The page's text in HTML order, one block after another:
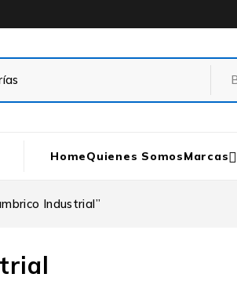
HomeQuienes SomosMarcas
Industrial”